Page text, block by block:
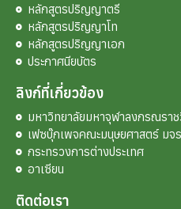
หลักสูตรปริญญาตรี
หลักสูตรปริญญาโท
หลักสูตรปริญญาเอก
ประกาศนียบัตร
ลิงก์ที่เกี่ยวข้อง
มหาวิทยาลัยมหาจุฬาลงกรณราช
เฟซบุ๊กเพจคณะมนุษยศาสตร์ มจร
กระทรวงการต่างประเทศ
อาเซียน
ติดต่อเรา